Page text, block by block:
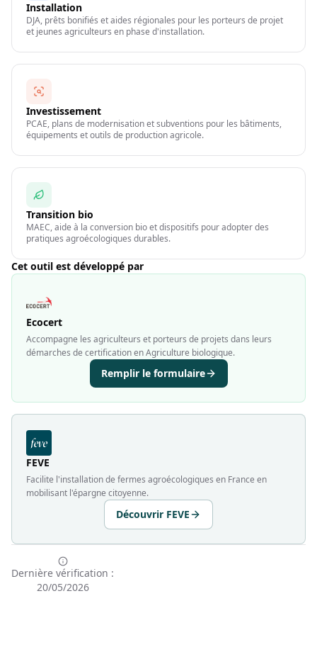
Installation
DJA, prêts bonifiés et aides régionales pour les porteurs de projet
et jeunes agriculteurs en phase d'installation.
Investissement
PCAE, plans de modernisation et subventions pour les bâtiments,
équipements et outils de production agricole.
Transition bio
MAEC, aide à la conversion bio et dispositifs pour adopter des
pratiques agroécologiques durables.
Cet outil est développé par
Ecocert
Accompagne les agriculteurs et porteurs de projets dans leurs
démarches de certification en Agriculture biologique.
Remplir le formulaire
FEVE
Facilite l'installation de fermes agroécologiques en France en
mobilisant l'épargne citoyenne.
Découvrir FEVE
Dernière vérification :
20/05/2026